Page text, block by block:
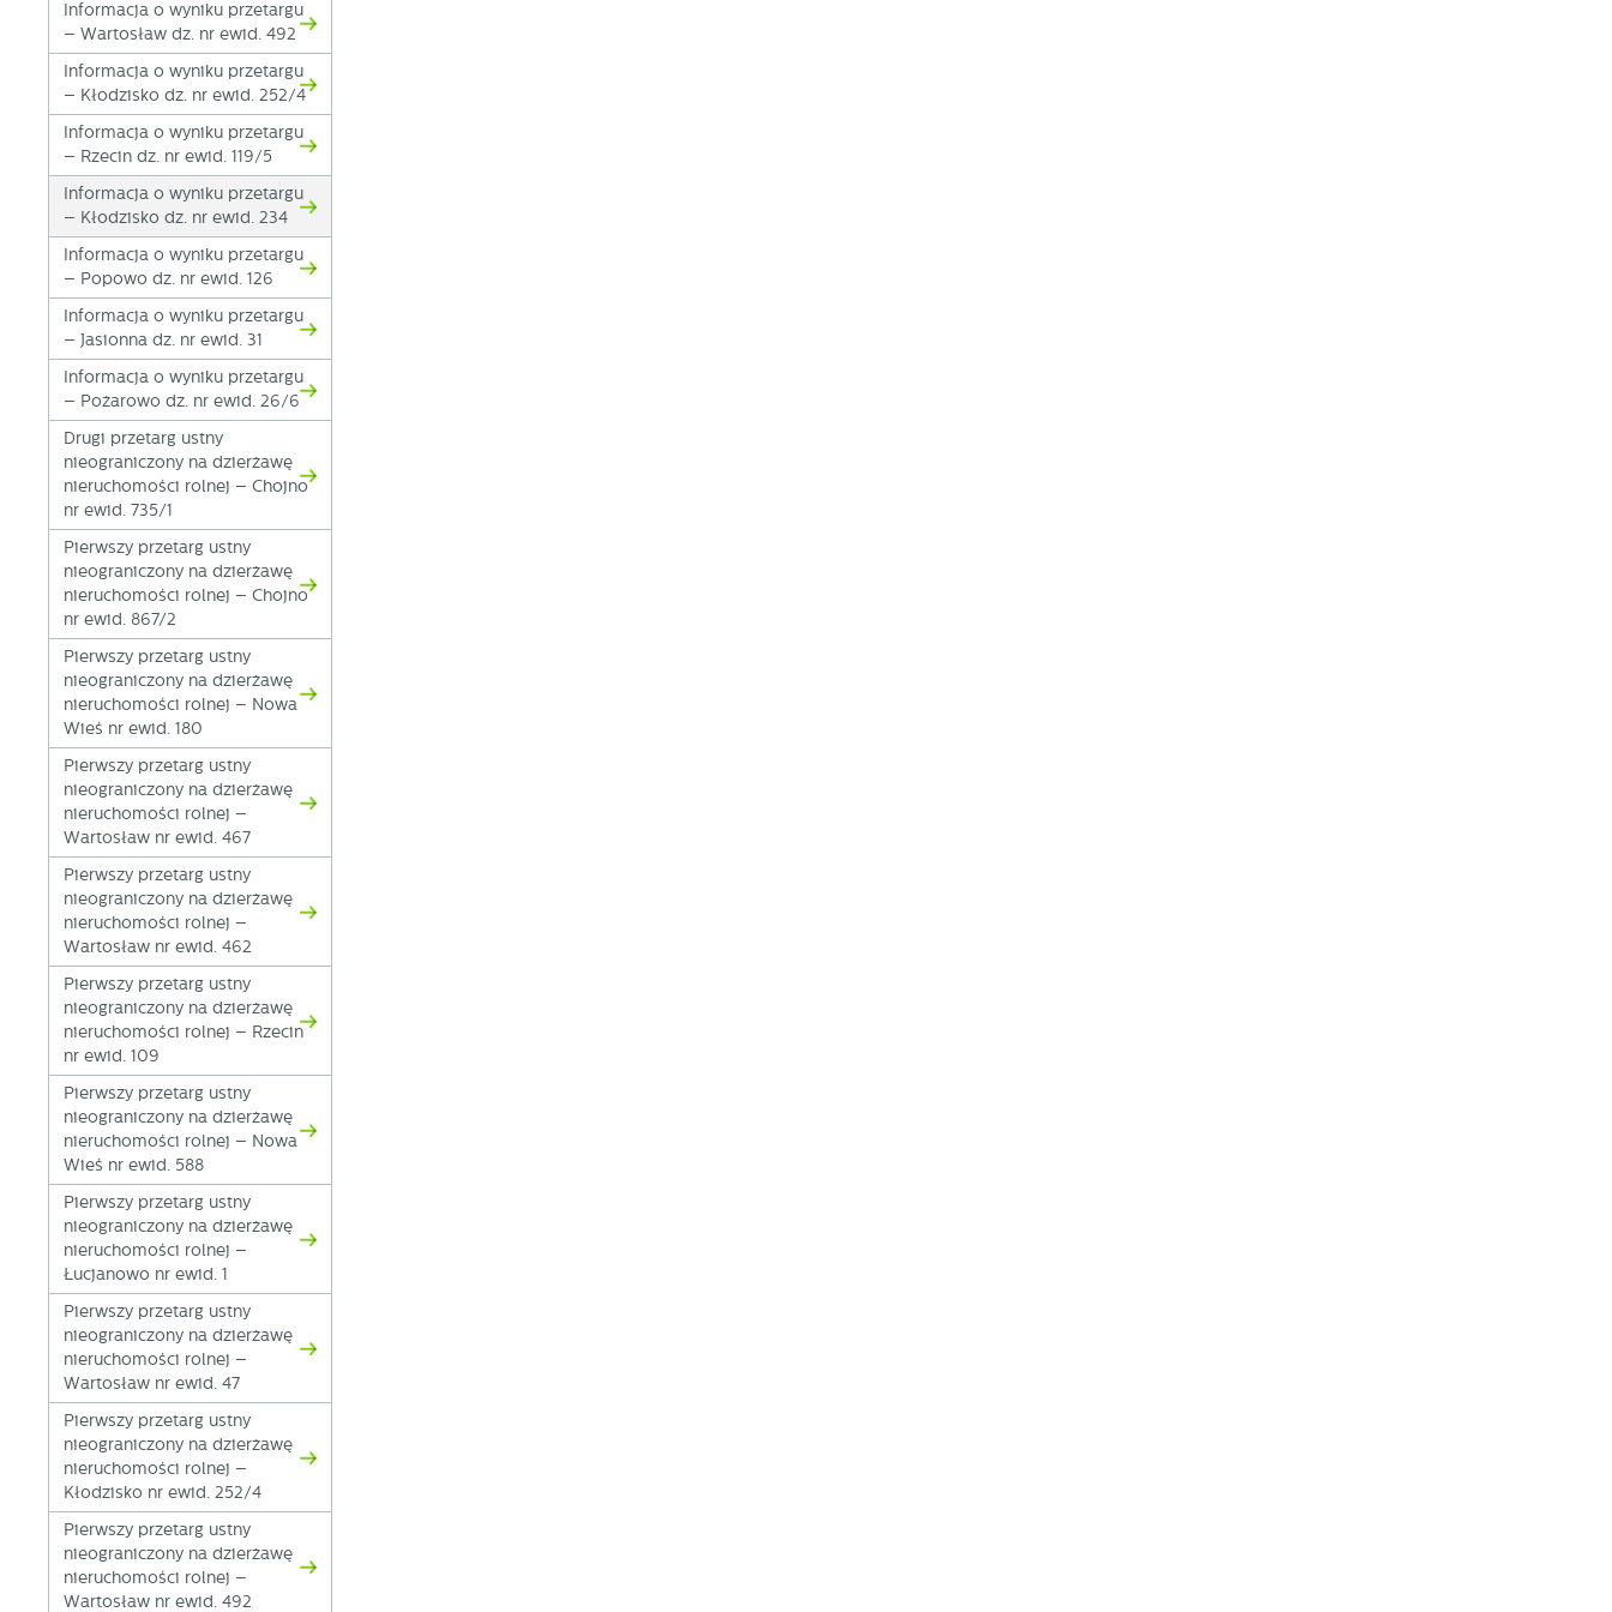
Informacja o wyniku przetargu
– Wartosław dz. nr ewid. 492
Informacja o wyniku przetargu
– Kłodzisko dz. nr ewid. 252/4
Informacja o wyniku przetargu
– Rzecin dz. nr ewid. 119/5
Informacja o wyniku przetargu
– Kłodzisko dz. nr ewid. 234
Informacja o wyniku przetargu
– Popowo dz. nr ewid. 126
Informacja o wyniku przetargu
– Jasionna dz. nr ewid. 31
Informacja o wyniku przetargu
– Pożarowo dz. nr ewid. 26/6
Drugi przetarg ustny
nieograniczony na dzierżawę
nieruchomości rolnej – Chojno
nr ewid. 735/1
Pierwszy przetarg ustny
nieograniczony na dzierżawę
nieruchomości rolnej – Chojno
nr ewid. 867/2
Pierwszy przetarg ustny
nieograniczony na dzierżawę
nieruchomości rolnej – Nowa
Wieś nr ewid. 180
Pierwszy przetarg ustny
nieograniczony na dzierżawę
nieruchomości rolnej –
Wartosław nr ewid. 467
Pierwszy przetarg ustny
nieograniczony na dzierżawę
nieruchomości rolnej –
Wartosław nr ewid. 462
Pierwszy przetarg ustny
nieograniczony na dzierżawę
nieruchomości rolnej – Rzecin
nr ewid. 109
Pierwszy przetarg ustny
nieograniczony na dzierżawę
nieruchomości rolnej – Nowa
Wieś nr ewid. 588
Pierwszy przetarg ustny
nieograniczony na dzierżawę
nieruchomości rolnej –
Łucjanowo nr ewid. 1
Pierwszy przetarg ustny
nieograniczony na dzierżawę
nieruchomości rolnej –
Wartosław nr ewid. 47
Pierwszy przetarg ustny
nieograniczony na dzierżawę
nieruchomości rolnej –
Kłodzisko nr ewid. 252/4
Pierwszy przetarg ustny
nieograniczony na dzierżawę
nieruchomości rolnej –
Wartosław nr ewid. 492